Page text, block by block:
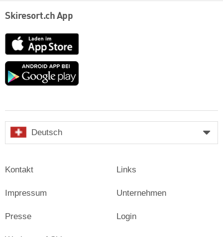
Skiresort.ch App
App
Store
Google
Deutsch
Kontakt
Impressum
Presse
Links
Unternehmen
Login